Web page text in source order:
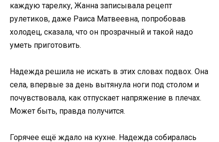
каждую тарелку, Жанна записывала рецепт
рулетиков, даже Раиса Матвеевна, попробовав
холодец, сказала, что он прозрачный и такой надо
уметь приготовить.
Надежда решила не искать в этих словах подвох. Она
села, впервые за день вытянула ноги под столом и
почувствовала, как отпускает напряжение в плечах.
Может быть, правда получится.
Горячее ещё ждало на кухне. Надежда собиралась